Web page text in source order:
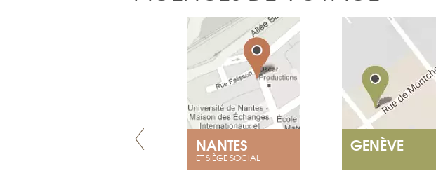
NANTES
ET SIÈGE SOCIAL
GENÈVE